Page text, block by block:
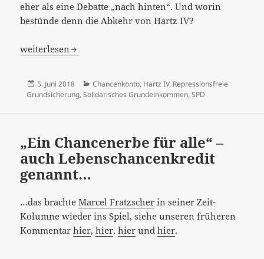
eher als eine Debatte „nach hinten“. Und worin
bestünde denn die Abkehr von Hartz IV?
Abkehr von Hartz IV? Ach was, schon wieder…
weiterlesen
Veröffentlicht
am
5. Juni 2018 Kategorien
Chancenkonto, Hartz IV, Repressionsfreie
Grundsicherung, Solidarisches Grundeinkommen, SPD
„Ein Chancenerbe für alle“ –
auch Lebenschancenkredit
genannt…
…das brachteMarcel Fratzscher in seiner Zeit-
Kolumne wieder ins Spiel, siehe unseren früheren
Kommentarhier,hier,hier undhier.